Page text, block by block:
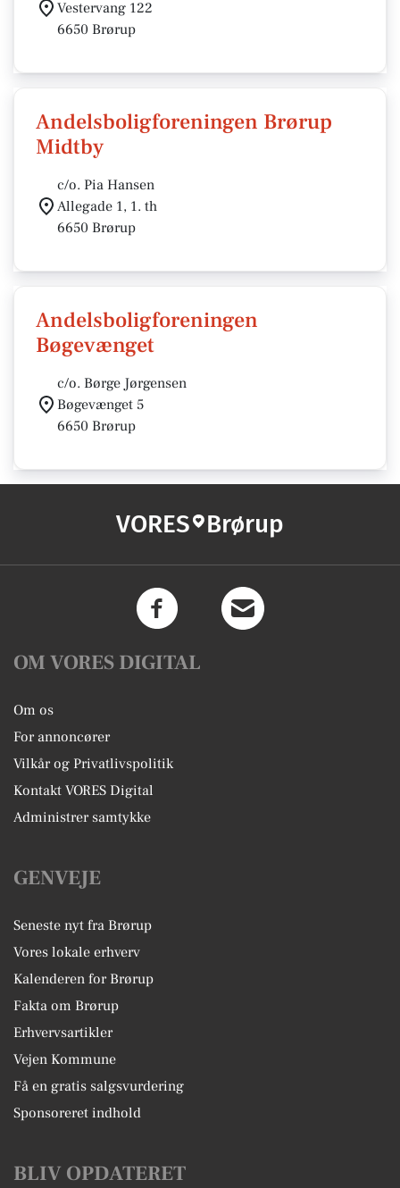
Vestervang 122
6650 Brørup
Andelsboligforeningen Brørup
Midtby
c/o. Pia Hansen
Allegade 1, 1. th
6650 Brørup
Andelsboligforeningen
Bøgevænget
c/o. Børge Jørgensen
Bøgevænget 5
6650 Brørup
VORES Brørup
OM VORES DIGITAL
Om os
For annoncører
Vilkår og Privatlivspolitik
Kontakt VORES Digital
Administrer samtykke
GENVEJE
Seneste nyt fra Brørup
Vores lokale erhverv
Kalenderen for Brørup
Fakta om Brørup
Erhvervsartikler
Vejen Kommune
Få en gratis salgsvurdering
Sponsoreret indhold
BLIV OPDATERET